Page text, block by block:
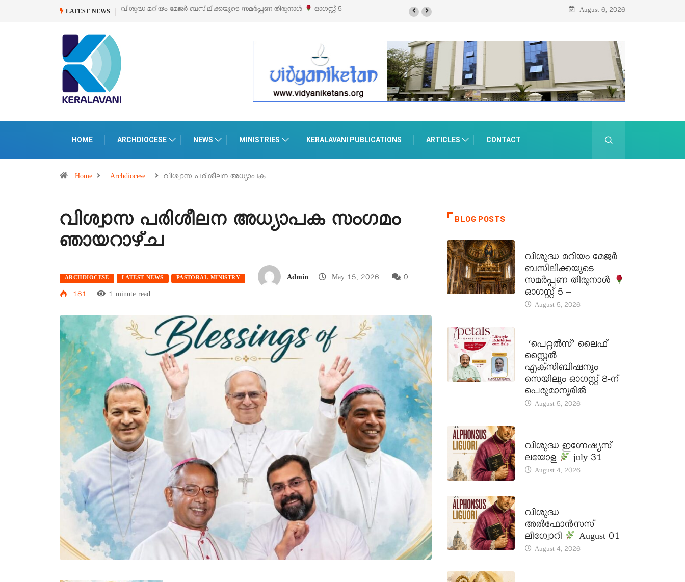
LATEST NEWS
സമർപ്പണ തിരുനാൾ ഓഗസ്റ്റ് 5 –‘പെറ്റൽസ്’ ലൈഫ് സ്റ്റൈൽ എക്സിബിഷനും സെയിലും ഓഗസ്റ്റ് 8-ന്
August 6, 2026
HOME ARCHDIOCESE NEWS MINISTRIES KERALAVANI PUBLICATIONS ARTICLES CONTACT
Home Archdiocese വിശ്വാസ പരിശീലന അധ്യാപക…
വിശ്വാസ പരിശീലന അധ്യാപക സംഗമം
ഞായറാഴ്ച
ARCHDIOCESE LATEST NEWS PASTORAL MINISTRY Admin May 15, 2026
0
181
1 minute read
BLOG POSTS
വിശുദ്ധ മറിയം മേജർ
ബസിലിക്കയുടെ
സമർപ്പണ തിരുനാൾ
ഓഗസ്റ്റ് 5 –
August 5, 2026
‘പെറ്റൽസ്’ ലൈഫ്
സ്റ്റൈൽ
എക്സിബിഷനും
സെയിലും ഓഗസ്റ്റ് 8-ന്
പെരുമാനൂരിൽ
August 5, 2026
വിശുദ്ധ ഇഗ്നേഷ്യസ്
ലയോള
july 31
August 4, 2026
വിശുദ്ധ
അൽഫോൻസസ്
ലിഗ്വോറി
August 01
August 4, 2026